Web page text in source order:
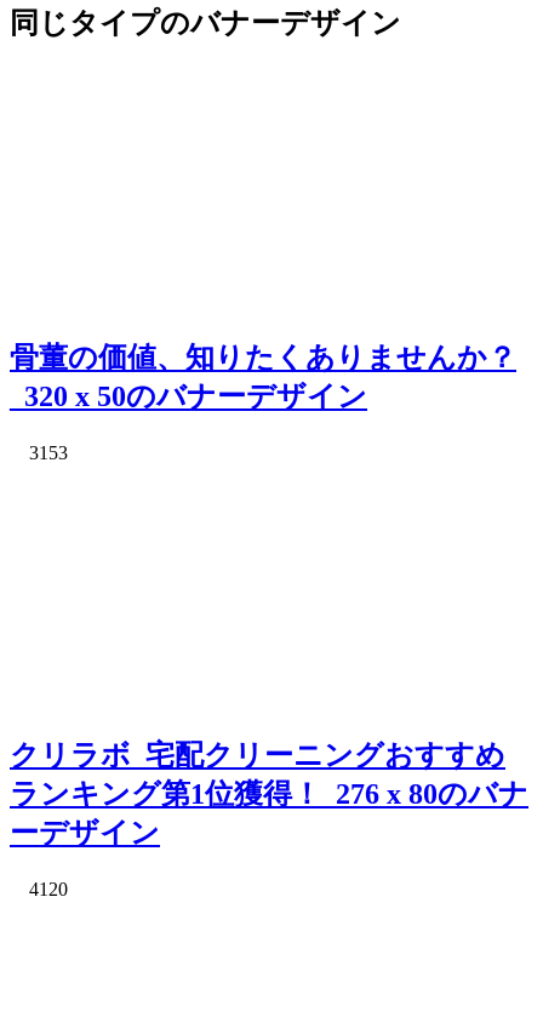
同じタイプのバナーデザイン
骨董の価値、知りたくありませんか？
_320 x 50のバナーデザイン
3153
クリラボ_宅配クリーニングおすすめ
ランキング第1位獲得！_276 x 80のバナ
ーデザイン
4120